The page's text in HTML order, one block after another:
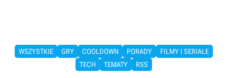
WSZYSTKIE GRY COOLDOWN PORADY
FILMY I SERIALE
TECH
TEMATY RSS